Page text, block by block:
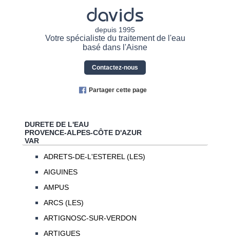
davids
depuis 1995
Votre spécialiste du traitement de l'eau
basé dans l'Aisne
Contactez-nous
Partager cette page
DURETE DE L'EAU
PROVENCE-ALPES-CÔTE D'AZUR
VAR
ADRETS-DE-L'ESTEREL (LES)
AIGUINES
AMPUS
ARCS (LES)
ARTIGNOSC-SUR-VERDON
ARTIGUES